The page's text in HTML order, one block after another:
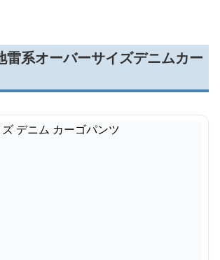
雷系オーバーサイズデニムカー